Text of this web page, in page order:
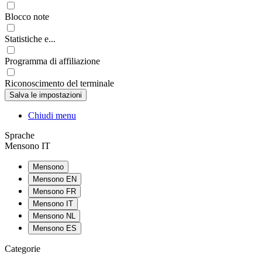
Blocco note
Statistiche e...
Programma di affiliazione
Riconoscimento del terminale
Chiudi menu
Sprache
Mensono IT
Mensono
Mensono EN
Mensono FR
Mensono IT
Mensono NL
Mensono ES
Categorie